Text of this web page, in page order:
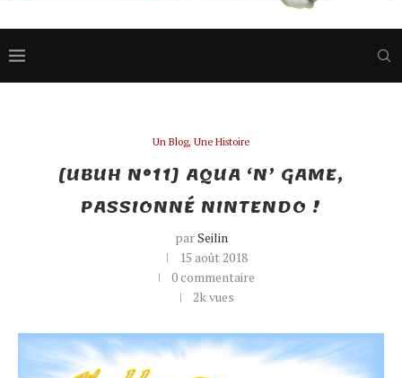
Un Blog, Une Histoire
[UBUH N°11] AQUA ‘N’ GAME,
PASSIONNÉ NINTENDO !
parSeilin
15 août 2018
0 commentaire
2kvues